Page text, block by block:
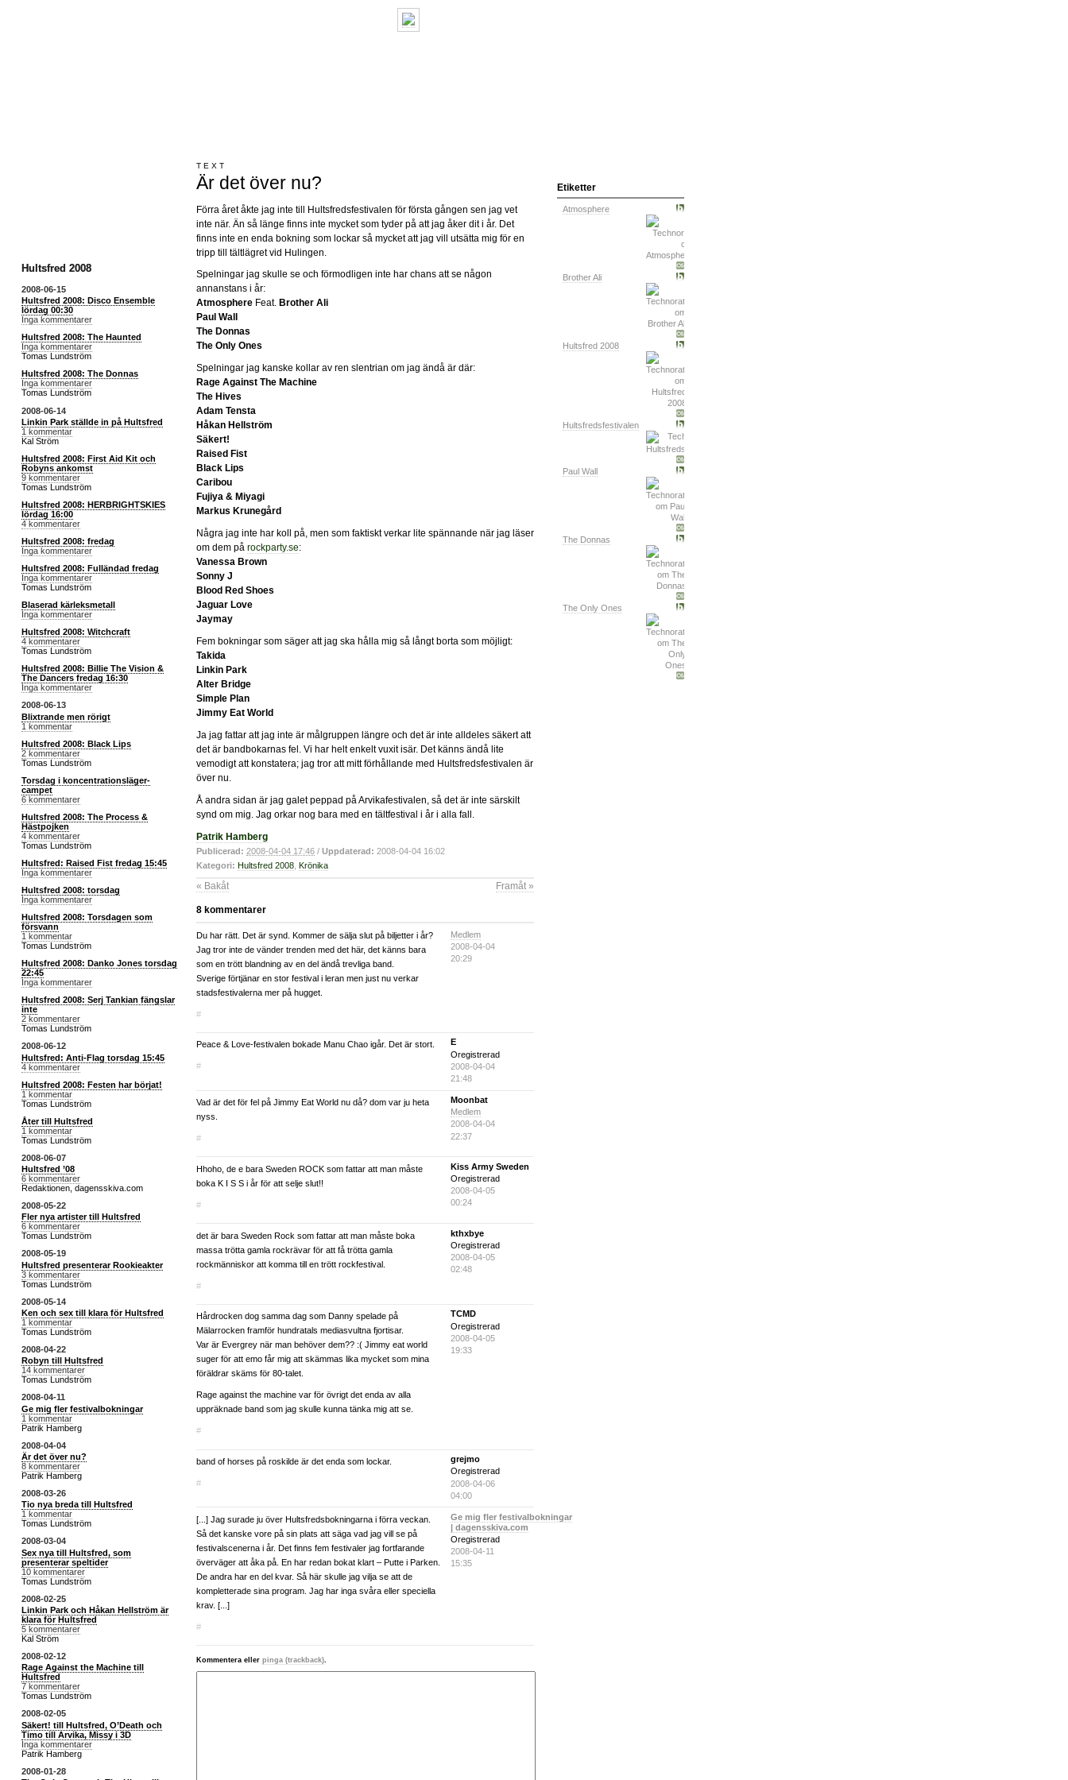
Hultsfred 2008
2008-06-15
Hultsfred 2008: Disco Ensemble
lördag 00:30
Inga kommentarer
Hultsfred 2008: The Haunted
Inga kommentarer
Tomas Lundström
Hultsfred 2008: The Donnas
Inga kommentarer
Tomas Lundström
2008-06-14
Linkin Park ställde in på Hultsfred
1 kommentar
Kal Ström
Hultsfred 2008: First Aid Kit och
Robyns ankomst
9 kommentarer
Tomas Lundström
Hultsfred 2008: HERBRIGHTSKIES
lördag 16:00
4 kommentarer
Hultsfred 2008: fredag
Inga kommentarer
Hultsfred 2008: Fulländad fredag
Inga kommentarer
Tomas Lundström
Blaserad kärleksmetall
Inga kommentarer
Hultsfred 2008: Witchcraft
4 kommentarer
Tomas Lundström
Hultsfred 2008: Billie The Vision &
The Dancers fredag 16:30
Inga kommentarer
2008-06-13
Blixtrande men rörigt
1 kommentar
Hultsfred 2008: Black Lips
2 kommentarer
Tomas Lundström
Torsdag i koncentrationsläger-
campet
6 kommentarer
Hultsfred 2008: The Process &
Hästpojken
4 kommentarer
Tomas Lundström
Hultsfred: Raised Fist fredag 15:45
Inga kommentarer
Hultsfred 2008: torsdag
Inga kommentarer
Hultsfred 2008: Torsdagen som
försvann
1 kommentar
Tomas Lundström
Hultsfred 2008: Danko Jones torsdag
22:45
Inga kommentarer
Hultsfred 2008: Serj Tankian fängslar
inte
2 kommentarer
Tomas Lundström
2008-06-12
Hultsfred: Anti-Flag torsdag 15:45
4 kommentarer
Hultsfred 2008: Festen har börjat!
1 kommentar
Tomas Lundström
Åter till Hultsfred
1 kommentar
Tomas Lundström
2008-06-07
Hultsfred ’08
6 kommentarer
Redaktionen, dagensskiva.com
2008-05-22
Fler nya artister till Hultsfred
6 kommentarer
Tomas Lundström
2008-05-19
Hultsfred presenterar Rookieakter
3 kommentarer
Tomas Lundström
2008-05-14
Ken och sex till klara för Hultsfred
1 kommentar
Tomas Lundström
2008-04-22
Robyn till Hultsfred
14 kommentarer
Tomas Lundström
2008-04-11
Ge mig fler festivalbokningar
1 kommentar
Patrik Hamberg
2008-04-04
Är det över nu?
8 kommentarer
Patrik Hamberg
2008-03-26
Tio nya breda till Hultsfred
1 kommentar
Tomas Lundström
2008-03-04
Sex nya till Hultsfred, som
presenterar speltider
10 kommentarer
Tomas Lundström
2008-02-25
Linkin Park och Håkan Hellström är
klara för Hultsfred
5 kommentarer
Kal Ström
2008-02-12
Rage Against the Machine till
Hultsfred
7 kommentarer
Tomas Lundström
2008-02-05
Säkert! till Hultsfred, O’Death och
Timo till Arvika, Missy i 3D
Inga kommentarer
Patrik Hamberg
2008-01-28
Etiketter
Atmosphere
Brother Ali
Hultsfred 2008
Hultsfredsfestivalen
Paul Wall
The Donnas
The Only Ones
TEXT
Är det över nu?
Förra året åkte jag inte till Hultsfredsfestivalen för första gången sen jag vet
inte när. Än så länge finns inte mycket som tyder på att jag åker dit i år. Det
finns inte en enda bokning som lockar så mycket att jag vill utsätta mig för en
tripp till tältlägret vid Hulingen.
Spelningar jag skulle se och förmodligen inte har chans att se någon
annanstans i år:
Atmosphere Feat. Brother Ali
Paul Wall
The Donnas
The Only Ones
Spelningar jag kanske kollar av ren slentrian om jag ändå är där:
Rage Against The Machine
The Hives
Adam Tensta
Håkan Hellström
Säkert!
Raised Fist
Black Lips
Caribou
Fujiya & Miyagi
Markus Krunegård
Några jag inte har koll på, men som faktiskt verkar lite spännande när jag läser
om dem på rockparty.se:
Vanessa Brown
Sonny J
Blood Red Shoes
Jaguar Love
Jaymay
Fem bokningar som säger att jag ska hålla mig så långt borta som möjligt:
Takida
Linkin Park
Alter Bridge
Simple Plan
Jimmy Eat World
Ja jag fattar att jag inte är målgruppen längre och det är inte alldeles säkert att
det är bandbokarnas fel. Vi har helt enkelt vuxit isär. Det känns ändå lite
vemodigt att konstatera; jag tror att mitt förhållande med Hultsfredsfestivalen är
över nu.
Å andra sidan är jag galet peppad på Arvikafestivalen, så det är inte särskilt
synd om mig. Jag orkar nog bara med en tältfestival i år i alla fall.
Patrik Hamberg
Publicerad: 2008-04-04 17:46 / Uppdaterad: 2008-04-04 16:02
Kategori: Hultsfred 2008 Krönika
« Bakåt Framåt »
8 kommentarer
Du har rätt. Det är synd. Kommer de sälja slut på biljetter i år?
Jag tror inte de vänder trenden med det här, det känns bara
som en trött blandning av en del ändå trevliga band.
Sverige förtjänar en stor festival i leran men just nu verkar
stadsfestivalerna mer på hugget.
#
Medlem
2008-04-04
20:29
Peace & Love-festivalen bokade Manu Chao igår. Det är stort.
#
E
Oregistrerad
2008-04-04
21:48
Vad är det för fel på Jimmy Eat World nu då? dom var ju heta
nyss.
#
Moonbat
Medlem
2008-04-04
22:37
Hhoho, de e bara Sweden ROCK som fattar att man måste
boka K I S S i år för att selje slut!!
#
Kiss Army Sweden
Oregistrerad
2008-04-05
00:24
det är bara Sweden Rock som fattar att man måste boka
massa trötta gamla rockrävar för att få trötta gamla
rockmänniskor att komma till en trött rockfestival.
#
kthxbye
Oregistrerad
2008-04-05
02:48
Hårdrocken dog samma dag som Danny spelade på
Mälarrocken framför hundratals mediasvultna fjortisar.
Var är Evergrey när man behöver dem?? :( Jimmy eat world
suger för att emo får mig att skämmas lika mycket som mina
föräldrar skäms för 80-talet.
Rage against the machine var för övrigt det enda av alla
uppräknade band som jag skulle kunna tänka mig att se.
#
TCMD
Oregistrerad
2008-04-05
19:33
band of horses på roskilde är det enda som lockar.
#
grejmo
Oregistrerad
2008-04-06
04:00
[...] Jag surade ju över Hultsfredsbokningarna i förra veckan.
Så det kanske vore på sin plats att säga vad jag vill se på
festivalscenerna i år. Det finns fem festivaler jag fortfarande
överväger att åka på. En har redan bokat klart – Putte i Parken.
De andra har en del kvar. Så här skulle jag vilja se att de
kompletterade sina program. Jag har inga svåra eller speciella
krav. [...]
#
Ge mig fler festivalbokningar
| dagensskiva.com
Oregistrerad
2008-04-11
15:35
Kommentera eller pinga (trackback).